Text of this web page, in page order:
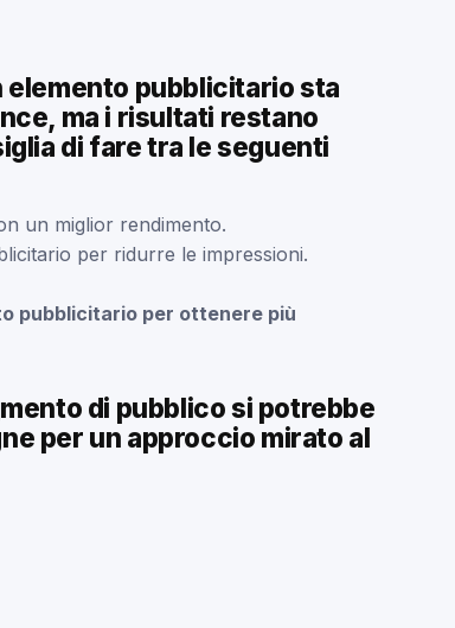
elemento pubblicitario sta
ma i risultati restano
di fare tra le seguenti
un miglior rendimento.
per ridurre le impressioni.
pubblicitario per ottenere più
di pubblico si potrebbe
per un approccio mirato al